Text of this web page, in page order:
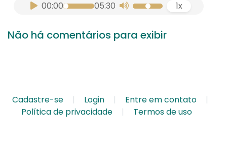
00:00
05:30 1x
Não há comentários para exibir
Cadastre-se Login
Entre em contato
Política de privacidade
Termos de uso